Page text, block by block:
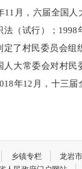
月，六届全国人
法（试行）；1998
定了村民委员会组
人大常委会对村民
年12月，十三
2025-08-19 09:32:00
乡镇专栏
龙岩